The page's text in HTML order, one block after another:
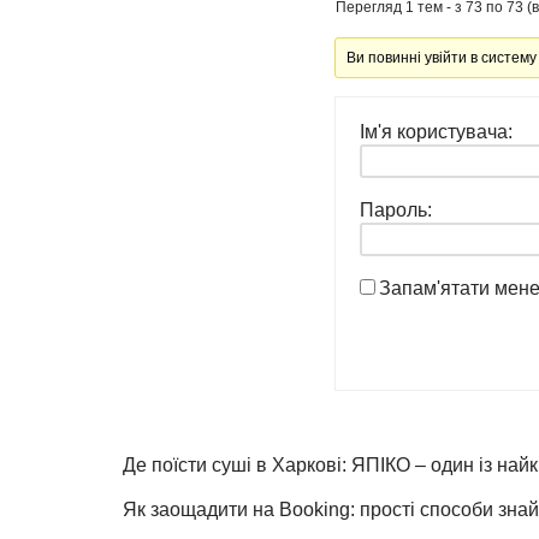
Перегляд 1 тем - з 73 по 73
Ви повинні увійти в
Ім'я користувача:
Пароль:
Запам'ятати мене
Де поїсти суші в Харкові: ЯПІКО – один із
Як заощадити на Booking: прості способи